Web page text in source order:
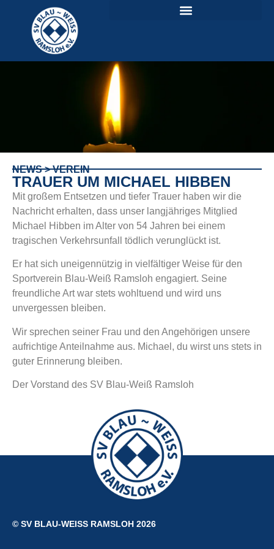
NEWS > VEREIN
TRAUER UM MICHAEL HIBBEN
Mit großem Entsetzen und tiefer Trauer haben wir die
Nachricht erhalten, dass unser langjähriges Mitglied
Michael Hibben im Alter von 54 Jahren bei einem
tragischen Verkehrsunfall tödlich verunglückt ist.
Er hat sich uneigennützig in vielfältiger Weise für den
Sportverein Blau-Weiß Ramsloh engagiert. Seine
freundliche Art war stets wohltuend und wird uns
unvergessen bleiben.
Wir sprechen seiner Frau und den Angehörigen unsere
aufrichtige Anteilnahme aus. Michael, du wirst uns stets in
guter Erinnerung bleiben.
Der Vorstand des SV Blau-Weiß Ramsloh
© SV BLAU-WEISS RAMSLOH 2026